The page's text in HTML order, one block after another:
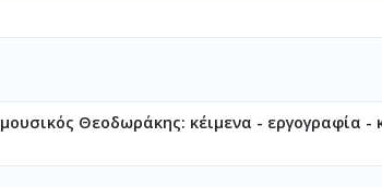
Θεοδωράκης: κέιμενα - εργογραφία -